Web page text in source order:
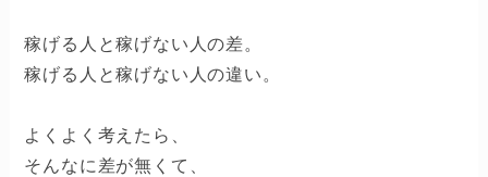
稼げる人と稼げない人の差。
稼げる人と稼げない人の違い。
よくよく考えたら、
そんなに差が無くて、